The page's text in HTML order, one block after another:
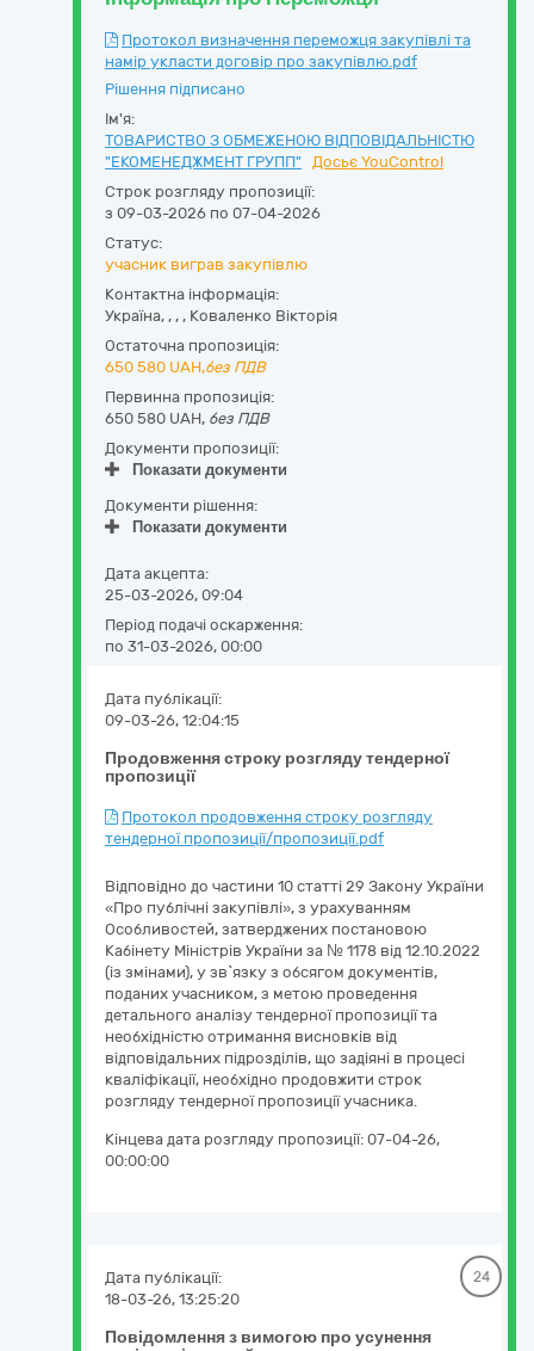
Протокол визначення переможця закупівлі та
намір укласти договір про закупівлю.pdf
Рішення підписано
Ім'я:
ТОВАРИСТВО З ОБМЕЖЕНОЮ ВІДПОВІДАЛЬНІСТЮ
"ЕКОМЕНЕДЖМЕНТ ГРУПП"
Досьє YouControl
Строк розгляду пропозиції:
з 09-03-2026 по 07-04-2026
Статус:
учасник виграв закупівлю
Контактна інформація:
Україна, , , , Коваленко Вікторія
Остаточна пропозиція:
650 580 UAH,без ПДВ
Первинна пропозиція:
650 580 UAH, без ПДВ
Документи пропозиції:
Показати документи
Документи рішення:
Показати документи
Дата акцепта:
25-03-2026, 09:04
Період подачі оскарження:
по 31-03-2026, 00:00
Продовження строку розгляду тендерної
пропозиції
Дата публікації:
09-03-26, 12:04:15
Протокол продовження строку розгляду
тендерної пропозиції/пропозиції.pdf
Відповідно до частини 10 статті 29 Закону України
«Про публічні закупівлі», з урахуванням
Особливостей, затверджених постановою
Кабінету Міністрів України за № 1178 від 12.10.2022
(із змінами), у зв`язку з обсягом документів,
поданих учасником, з метою проведення
детального аналізу тендерної пропозиції та
необхідністю отримання висновків від
відповідальних підрозділів, що задіяні в процесі
кваліфікації, необхідно продовжити строк
розгляду тендерної пропозиції учасника.
Кінцева дата розгляду пропозиції: 07-04-26,
00:00:00
Повідомлення з вимогою про усунення
Дата публікації:
18-03-26, 13:25:20
24